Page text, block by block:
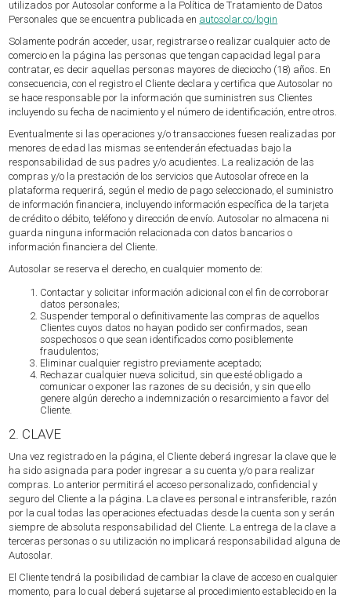
utilizados por Autosolar conforme a la Política de Tratamiento de Datos
Personales que se encuentra publicada en autosolar.co/login
Solamente podrán acceder, usar, registrarse o realizar cualquier acto de
comercio en la página las personas que tengan capacidad legal para
contratar, es decir aquellas personas mayores de dieciocho (18) años. En
consecuencia, con el registro el Cliente declara y certifica que Autosolar no
se hace responsable por la información que suministren sus Clientes
incluyendo su fecha de nacimiento y el número de identificación, entre otros.
Eventualmente si las operaciones y/o transacciones fuesen realizadas por
menores de edad las mismas se entenderán efectuadas bajo la
responsabilidad de sus padres y/o acudientes. La realización de las
compras y/o la prestación de los servicios que Autosolar ofrece en la
plataforma requerirá, según el medio de pago seleccionado, el suministro
de información financiera, incluyendo información específica de la tarjeta
de crédito o débito, teléfono y dirección de envío. Autosolar no almacena ni
guarda ninguna información relacionada con datos bancarios o
información financiera del Cliente.
Autosolar se reserva el derecho, en cualquier momento de:
Contactar y solicitar información adicional con el fin de corroborar
datos personales;
Suspender temporal o definitivamente las compras de aquellos
Clientes cuyos datos no hayan podido ser confirmados, sean
sospechosos o que sean identificados como posiblemente
fraudulentos;
Eliminar cualquier registro previamente aceptado;
Rechazar cualquier nueva solicitud, sin que esté obligado a
comunicar o exponer las razones de su decisión, y sin que ello
genere algún derecho a indemnización o resarcimiento a favor del
Cliente.
2. CLAVE
Una vez registrado en la página, el Cliente deberá ingresar la clave que le
ha sido asignada para poder ingresar a su cuenta y/o para realizar
compras. Lo anterior permitirá el acceso personalizado, confidencial y
seguro del Cliente a la página. La clave es personal e intransferible, razón
por la cual todas las operaciones efectuadas desde la cuenta son y serán
siempre de absoluta responsabilidad del Cliente. La entrega de la clave a
terceras personas o su utilización no implicará responsabilidad alguna de
Autosolar.
El Cliente tendrá la posibilidad de cambiar la clave de acceso en cualquier
momento, para lo cual deberá sujetarse al procedimiento establecido en la